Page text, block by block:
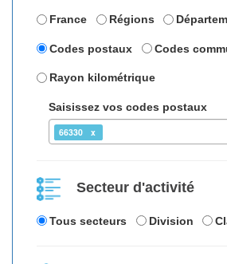
France Régions
Codes postaux Codes
Rayon kilométrique
Saisissez vos codes postaux
66330
Secteur d'activité
Tous secteurs Division